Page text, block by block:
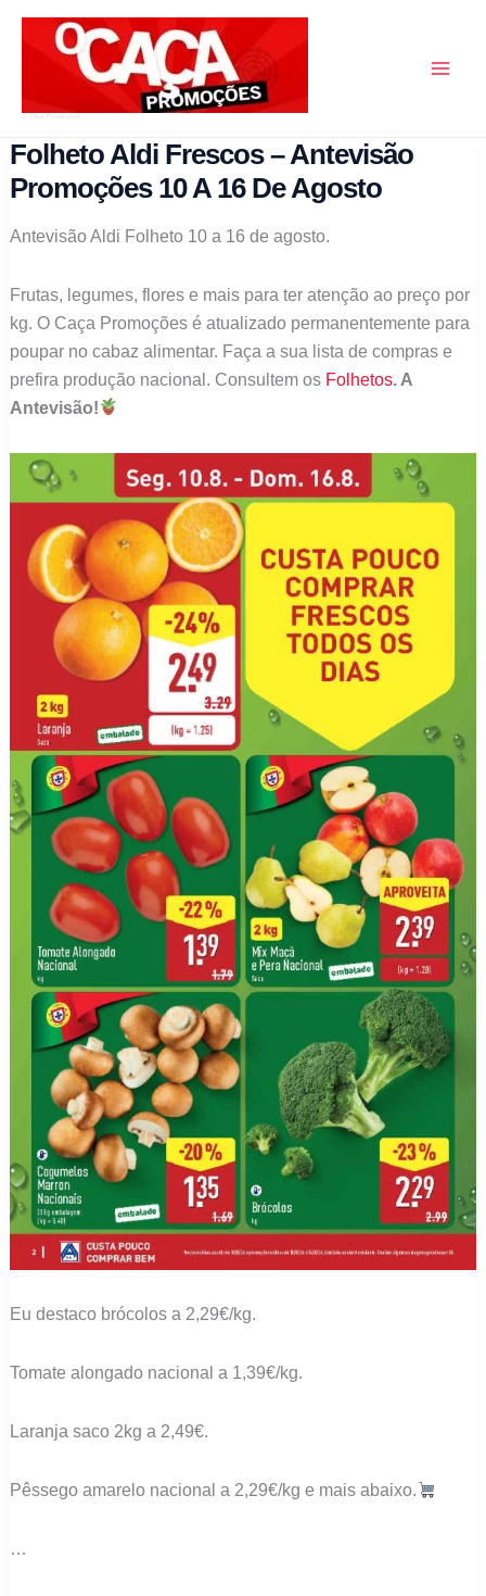
Folheto Aldi Frescos – Antevisão
Promoções 10 A 16 De Agosto
Antevisão Aldi Folheto 10 a 16 de agosto.
Frutas, legumes, flores e mais para ter atenção ao preço por
kg. O Caça Promoções é atualizado permanentemente para
poupar no cabaz alimentar. Faça a sua lista de compras e
prefira produção nacional. Consultem os Folhetos. A
Antevisão!
Eu destaco brócolos a 2,29€/kg.
Tomate alongado nacional a 1,39€/kg.
Laranja saco 2kg a 2,49€.
Pêssego amarelo nacional a 2,29€/kg e mais abaixo.
…